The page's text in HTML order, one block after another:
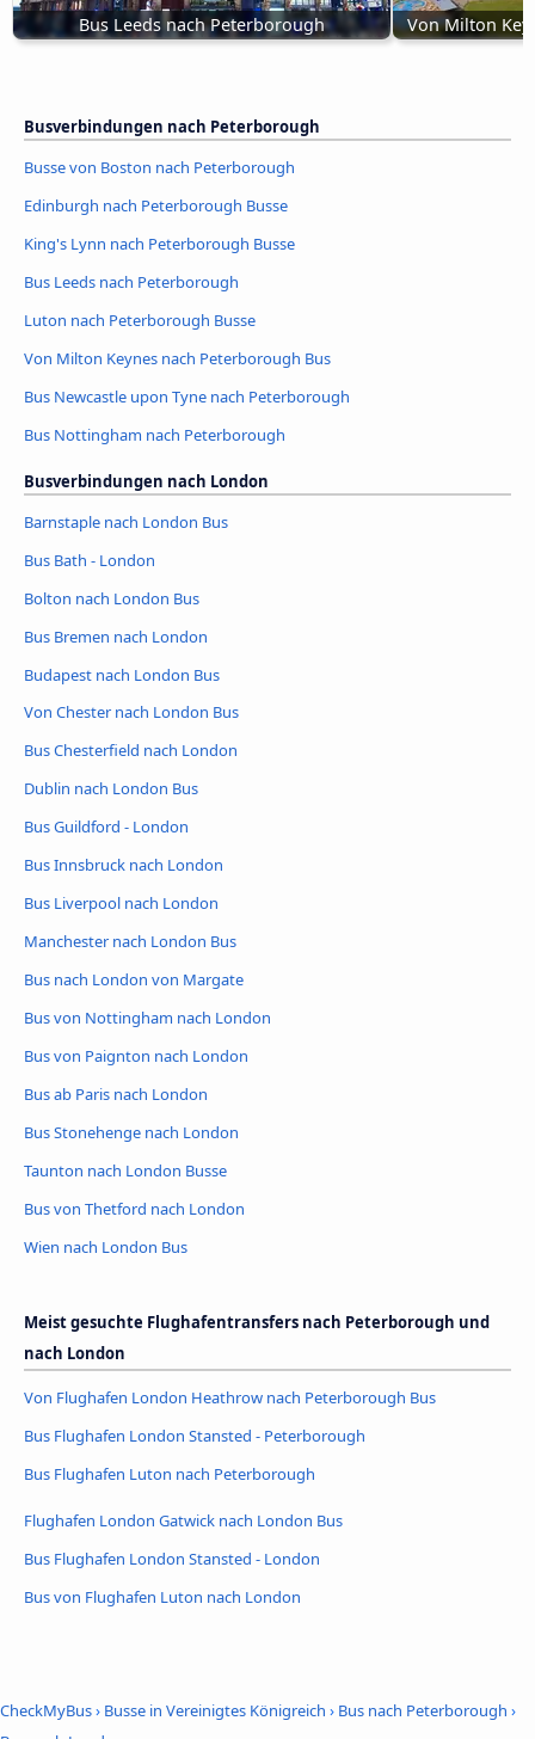
Bus Leeds nach Peterborough Von Milton
Busverbindungen nach Peterborough
Busse von Boston nach Peterborough
Edinburgh nach Peterborough Busse
King's Lynn nach Peterborough Busse
Bus Leeds nach Peterborough
Luton nach Peterborough Busse
Von Milton Keynes nach Peterborough Bus
Bus Newcastle upon Tyne nach Peterborough
Bus Nottingham nach Peterborough
Busverbindungen nach London
Barnstaple nach London Bus
Bus Bath - London
Bolton nach London Bus
Bus Bremen nach London
Budapest nach London Bus
Von Chester nach London Bus
Bus Chesterfield nach London
Dublin nach London Bus
Bus Guildford - London
Bus Innsbruck nach London
Bus Liverpool nach London
Manchester nach London Bus
Bus nach London von Margate
Bus von Nottingham nach London
Bus von Paignton nach London
Bus ab Paris nach London
Bus Stonehenge nach London
Taunton nach London Busse
Bus von Thetford nach London
Wien nach London Bus
Meist gesuchte Flughafentransfers nach Peterborough und
nach London
Von Flughafen London Heathrow nach Peterborough Bus
Bus Flughafen London Stansted - Peterborough
Bus Flughafen Luton nach Peterborough
Flughafen London Gatwick nach London Bus
Bus Flughafen London Stansted - London
Bus von Flughafen Luton nach London
CheckMyBus› Busse in Vereinigtes Königreich › Bus nach Peterborough ›